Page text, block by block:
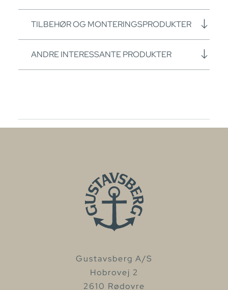
TILBEHØR OG MONTERINGSPRODUKTER
ANDRE INTERESSANTE PRODUKTER
Gustavsberg A/S
Hobrovej 2
2610 Rødovre